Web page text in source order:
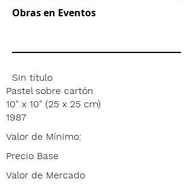
Obras en Eventos
Sin título
Pastel sobre cartón
10" x 10" (25 x 25 cm)
1987
Valor de Mínimo:
Precio Base
Valor de Mercado